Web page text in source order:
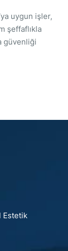
uygun işler,
şeffaflıkla
güvenliği
Estetik